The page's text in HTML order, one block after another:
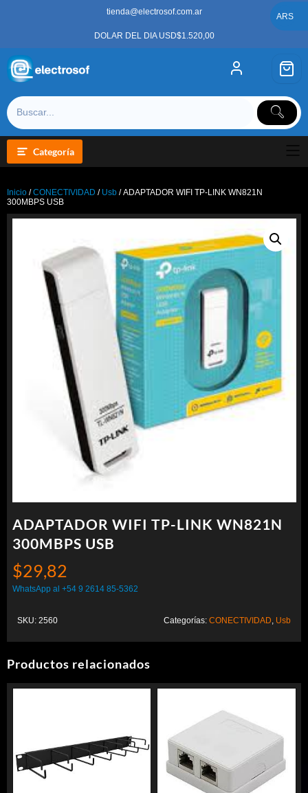
tienda@electrosof.com.ar
DOLAR DEL DIA USD$1.520,00
Categoría
Inicio /CONECTIVIDAD / Usb / ADAPTADOR WIFI TP-LINK WN821N
300MBPS USB
ADAPTADOR WIFI TP-LINK WN821N
300MBPS USB
$29,82
WhatsApp al +54 9 2614 85-5362
SKU: 2560 Categorías: CONECTIVIDAD Usb
Productos relacionados
ARS